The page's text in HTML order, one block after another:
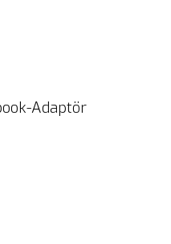
Adaptör